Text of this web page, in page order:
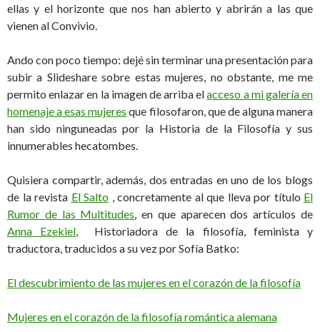
ellas y el horizonte que nos han abierto y abrirán a las que
vienen al Convivio.
Ando con poco tiempo: dejé sin terminar una presentación para
subir a Slideshare sobre estas mujeres, no obstante, me me
permito enlazar en la imagen de arriba elacceso a mi galería en
homenaje a esas mujeres que filosofaron, que de alguna manera
han sido ninguneadas por la Historia de la Filosofía y sus
innumerables hecatombes.
Quisiera compartir, además, dos entradas en uno de los blogs
de la revista El Salto , concretamente al que lleva por título El
Rumor de las Multitudes , en que aparecen dos artículos de
Anna Ezekiel , Historiadora de la filosofía, feminista y
traductora, traducidos a su vez por Sofía Batko:
El descubrimiento de las mujeres en el corazón de la filosofía
Mujeres en el corazón de la filosofía romántica alemana